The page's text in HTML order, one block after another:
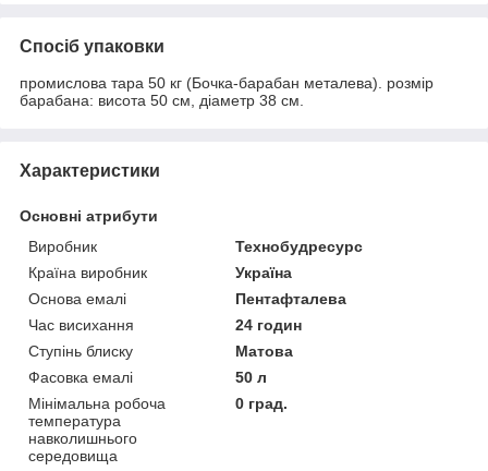
Спосіб упаковки
промислова тара 50 кг (Бочка-барабан металева). розмір
барабана: висота 50 см, діаметр 38 см.
Характеристики
Основні атрибути
Виробник
Технобудресурс
Країна виробник
Україна
Основа емалі
Пентафталева
Час висихання
24 годин
Ступінь блиску
Матова
Фасовка емалі
50 л
Мінімальна робоча
температура
навколишнього
середовища
0 град.